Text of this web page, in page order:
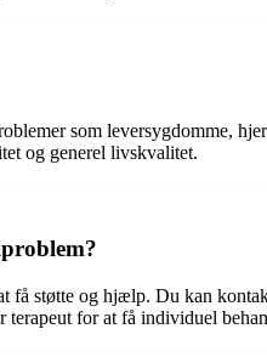
som leversygdomme,
og generel livskvalitet.
støtte og hjælp. Du kan
for at få individuel